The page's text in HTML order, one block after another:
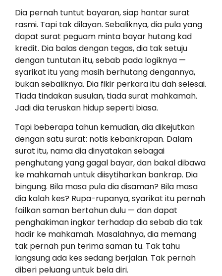
Dia pernah tuntut bayaran, siap hantar surat
rasmi. Tapi tak dilayan. Sebaliknya, dia pula yang
dapat surat peguam minta bayar hutang kad
kredit. Dia balas dengan tegas, dia tak setuju
dengan tuntutan itu, sebab pada logiknya —
syarikat itu yang masih berhutang dengannya,
bukan sebaliknya. Dia fikir perkara itu dah selesai.
Tiada tindakan susulan, tiada surat mahkamah.
Jadi dia teruskan hidup seperti biasa.
Tapi beberapa tahun kemudian, dia dikejutkan
dengan satu surat: notis kebankrapan. Dalam
surat itu, nama dia dinyatakan sebagai
penghutang yang gagal bayar, dan bakal dibawa
ke mahkamah untuk diisytiharkan bankrap. Dia
bingung. Bila masa pula dia disaman? Bila masa
dia kalah kes? Rupa-rupanya, syarikat itu pernah
failkan saman bertahun dulu — dan dapat
penghakiman ingkar terhadap dia sebab dia tak
hadir ke mahkamah. Masalahnya, dia memang
tak pernah pun terima saman tu. Tak tahu
langsung ada kes sedang berjalan. Tak pernah
diberi peluang untuk bela diri.